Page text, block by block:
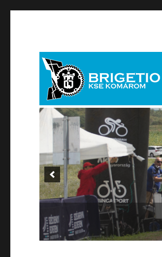
Brigetio KSE
brigetiosport[kukac]brigetiosport.hu